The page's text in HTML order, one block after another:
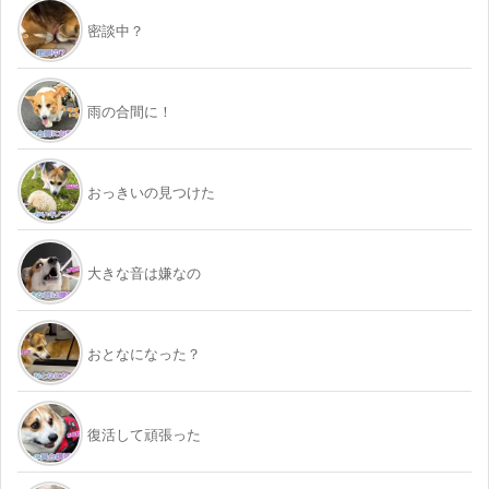
密談中？
雨の合間に！
おっきいの見つけた
大きな音は嫌なの
おとなになった？
復活して頑張った